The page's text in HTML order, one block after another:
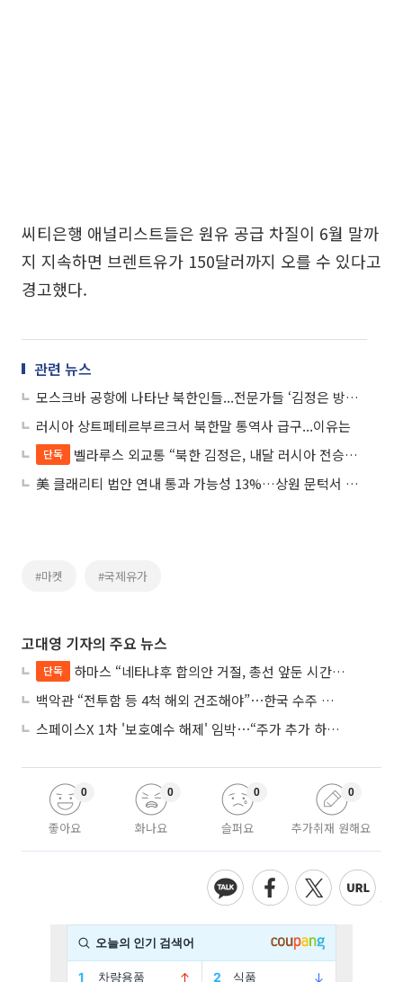
씨티은행 애널리스트들은 원유 공급 차질이 6월 말까
지 지속하면 브렌트유가 150달러까지 오를 수 있다고
경고했다.
관련 뉴스
모스크바 공항에 나타난 북한인들...전문가들 ‘김정은 방러·외화벌이’ 의견분분
러시아 상트페테르부르크서 북한말 통역사 급구...이유는
단독
벨라루스 외교통 “북한 김정은, 내달 러시아 전승절 참석 가능성”
美 클래리티 법안 연내 통과 가능성 13%…상원 문턱서 제동
#마켓 #국제유가
고대영 기자의 주요 뉴스
단독
하마스 “네타냐후 합의안 거절, 총선 앞둔 시간 끌기”
백악관 “전투함 등 4척 해외 건조해야”⋯한국 수주 기대
스페이스X 1차 '보호예수 해제' 임박⋯“주가 추가 하락 가능성”
좋아요
0
화나요
0
슬퍼요
0
추가취재 원해요
0